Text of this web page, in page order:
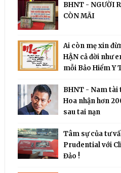
BHNT - NGƯỜI
CÒN MÃI
Ai còn mẹ xin
HẬN cả đời như
mỗi Bảo Hiểm Y
BHNT - Nam tài
Hoa nhận hơn
sau tai nạn
Tâm sự của tư
Prudential với
Đảo !